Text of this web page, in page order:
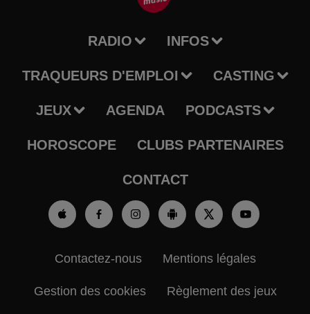
RADIO INFOS
TRAQUEURS D'EMPLOI CASTING
JEUX AGENDA PODCASTS
HOROSCOPE CLUBS PARTENAIRES
CONTACT
Contactez-nous Mentions légales
Gestion des cookies Règlement des jeux